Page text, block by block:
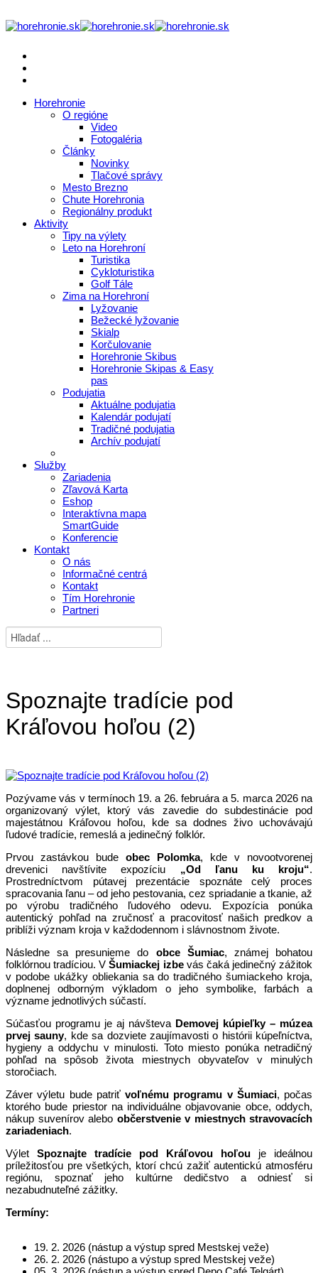
Horehronie
O regióne
Video
Fotogaléria
Články
Novinky
Tlačové správy
Mesto Brezno
Chute Horehronia
Regionálny produkt
Aktivity
Tipy na výlety
Leto na Horehroní
Turistika
Cykloturistika
Golf Tále
Zima na Horehroní
Lyžovanie
Bežecké lyžovanie
Skialp
Korčulovanie
Horehronie Skibus
Horehronie Skipas & Easy
pas
Podujatia
Aktuálne podujatia
Kalendár podujatí
Tradičné podujatia
Archív podujatí
Služby
Zariadenia
Zľavová Karta
Eshop
Interaktívna mapa
SmartGuide
Konferencie
Kontakt
O nás
Informačné centrá
Kontakt
Tím Horehronie
Partneri
Spoznajte tradície pod
Kráľovou hoľou (2)
Pozývame vás v termínoch 19. a 26. februára a 5. marca 2026 na
organizovaný výlet, ktorý vás zavedie do subdestinácie pod
majestátnou Kráľovou hoľou, kde sa dodnes živo uchovávajú
ľudové tradície, remeslá a jedinečný folklór.
Prvou zastávkou bude obec Polomka, kde v novootvorenej
drevenici navštívite expozíciu „Od ľanu ku kroju“.
Prostredníctvom pútavej prezentácie spoznáte celý proces
spracovania ľanu – od jeho pestovania, cez spriadanie a tkanie, až
po výrobu tradičného ľudového odevu. Expozícia ponúka
autentický pohľad na zručnosť a pracovitosť našich predkov a
priblíži význam kroja v každodennom i slávnostnom živote.
Následne sa presunieme do obce Šumiac, známej bohatou
folklórnou tradíciou. VŠumiackej izbevás čaká jedinečný zážitok
v podobe ukážky obliekania sa do tradičného šumiackeho kroja,
doplnenej odborným výkladom o jeho symbolike, farbách a
význame jednotlivých súčastí.
Súčasťou programu je aj návšteva Demovej kúpieľky – múzea
prvej sauny, kde sa dozviete zaujímavosti o histórii kúpeľníctva,
hygieny a oddychu v minulosti. Toto miesto ponúka netradičný
pohľad na spôsob života miestnych obyvateľov v minulých
storočiach.
Záver výletu bude patriť voľnému programu v Šumiaci, počas
ktorého bude priestor na individuálne objavovanie obce, oddych,
nákup suvenírov alebo občerstvenie v miestnych stravovacích
zariadeniach.
Výlet Spoznajte tradície pod Kráľovou hoľou je ideálnou
príležitosťou pre všetkých, ktorí chcú zažiť autentickú atmosféru
regiónu, spoznať jeho kultúrne dedičstvo a odniesť si
nezabudnuteľné zážitky.
Termíny:
19. 2. 2026 (nástup a výstup spred Mestskej veže)
26. 2. 2026 (nástupo a výstup spred Mestskej veže)